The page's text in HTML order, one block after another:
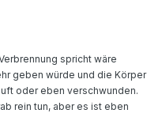
spricht wäre
geben würde und die Körper
oder eben verschwunden.
rein tun, aber es ist eben